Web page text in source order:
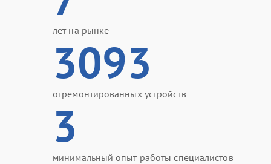
лет на рынке
3093
отремонтированных устройств
3
минимальный опыт работы специалистов